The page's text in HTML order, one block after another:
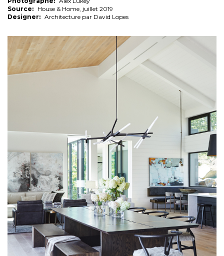
Source: House & Home, juillet 2019
Designer: Architecture par David Lopes